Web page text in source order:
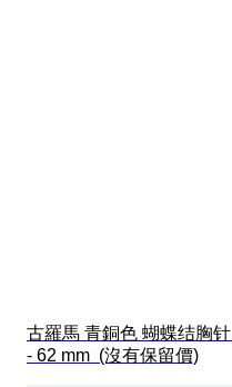
古羅馬 青銅色 蝴蝶结胸针
- 62 mm  (沒有保留價)